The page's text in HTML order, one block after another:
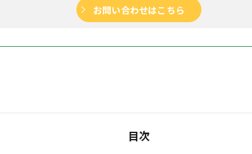
お問い合わせはこちら
目次